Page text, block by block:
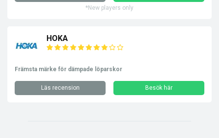
*New players only
HOKA
Främsta märke för dämpade löparskor
Läs recension Besök här